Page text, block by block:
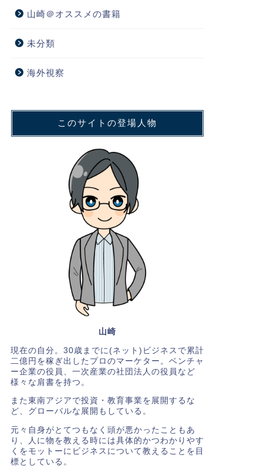
山崎＠オススメの書籍
未分類
海外視察
このサイトの登場人物
山崎
現在の自分。30歳までに(ネット)ビジネスで累計
二億円を稼ぎ出したプロのマーケター。ベンチャ
ー企業の役員、一次産業の社団法人の役員など
様々な肩書を持つ。
また東南アジアで投資・教育事業を展開するな
ど、グローバルな展開もしている。
元々自身がとてつもなく頭が悪かったこともあ
り、人に物を教える時には具体的かつわかりやす
くをモットーにビジネスについて教えることを目
標としている。